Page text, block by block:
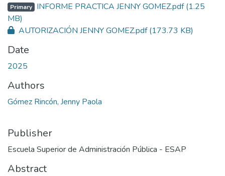
Primary INFORME PRACTICA JENNY GOMEZ.pdf(1.25
MB)
AUTORIZACIÓN JENNY GOMEZ.pdf(173.73 KB)
Date
2025
Authors
Gómez Rincón, Jenny Paola
Publisher
Escuela Superior de Administración Pública - ESAP
Abstract